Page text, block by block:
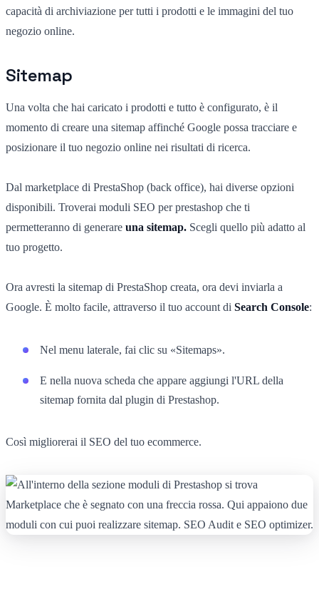
capacità di archiviazione per tutti i prodotti e le immagini del tuo
negozio online.
Sitemap
Una volta che hai caricato i prodotti e tutto è configurato, è il
momento di creare una sitemap affinché Google possa tracciare e
posizionare il tuo negozio online nei risultati di ricerca.
Dal marketplace di PrestaShop (back office), hai diverse opzioni
disponibili. Troverai moduli SEO per prestashop che ti
permetteranno di generare una sitemap. Scegli quello più adatto al
tuo progetto.
Ora avresti la sitemap di PrestaShop creata, ora devi inviarla a
Google. È molto facile, attraverso il tuo account di Search Console:
Nel menu laterale, fai clic su «Sitemaps».
E nella nuova scheda che appare aggiungi l'URL della
sitemap fornita dal plugin di Prestashop.
Così migliorerai il SEO del tuo ecommerce.